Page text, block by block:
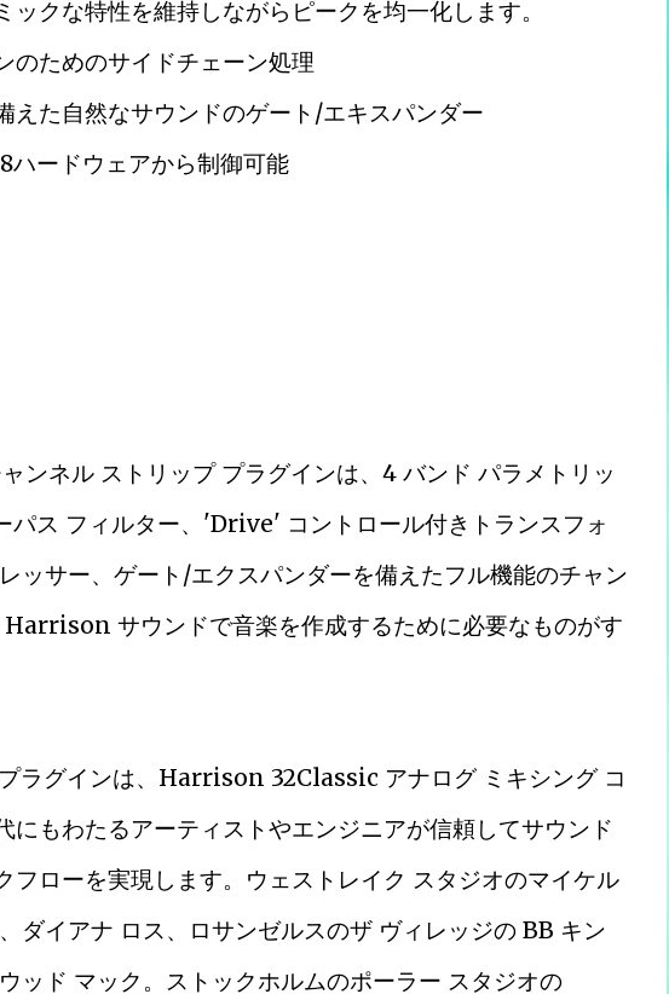
クな特性を維持しながらピークを均一化します。
のためのサイドチェーン処理
えた自然なサウンドのゲート/エキスパンダー
ハードウェアから制御可能
ネル ストリップ プラグインは、4 バンド パラメトリッ
パス フィルター、'Drive' コントロール付きトランスフォ
ッサー、ゲート/エクスパンダーを備えたフル機能のチャン
サウンドで音楽を作成するために必要なものがす
ラグインは、Harrison 32Classic アナログ ミキシング コ
にもわたるアーティストやエンジニアが信頼してサウンド
フローを実現します。ウェストレイク スタジオのマイケル
ダイアナ ロス、ロサンゼルスのザ ヴィレッジの BB キン
ッド マック。ストックホルムのポーラー スタジオの